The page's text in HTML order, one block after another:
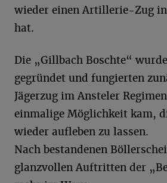
wieder einen Artillerie-Zug
hat.
Die „Gillbach Boschte“
gegründet und fungierten
Jägerzug im Ansteler
einmalige Möglichkeit kam,
wieder aufleben zu lassen.
Nach bestandenen
glanzvollen Auftritten der